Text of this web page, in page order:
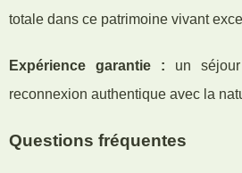
totale dans ce patrimoine vivant
Expérience garantie : un
reconnexion authentique avec la
Questions fréquentes